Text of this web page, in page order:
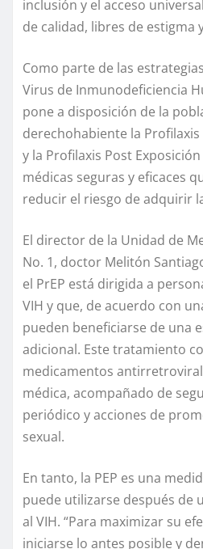
inclusión y el acceso
de calidad, libres de estigma
Como parte de las
Virus de Inmunodeficiencia
pone a disposición de la
derechohabiente la Profilaxis
y la Profilaxis Post
médicas seguras y eficaces
reducir el riesgo de adquirir
El director de la Unidad de
No. 1, doctor Melitón
el PrEP está dirigida a
VIH y que, de acuerdo con
pueden beneficiarse de una
adicional. Este tratamiento
medicamentos
médica, acompañado de
periódico y acciones de
sexual.
En tanto, la PEP es una
puede utilizarse después de
al VIH. “Para maximizar su
iniciarse lo antes posible y